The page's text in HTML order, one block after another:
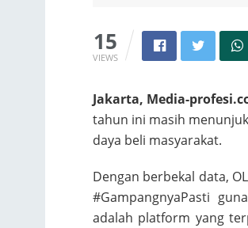
15
VIEWS
Jakarta, Media-
tahun ini masih
daya beli masyarakat.
Dengan berbekal data,
#GampangnyaPasti
adalah platform yang